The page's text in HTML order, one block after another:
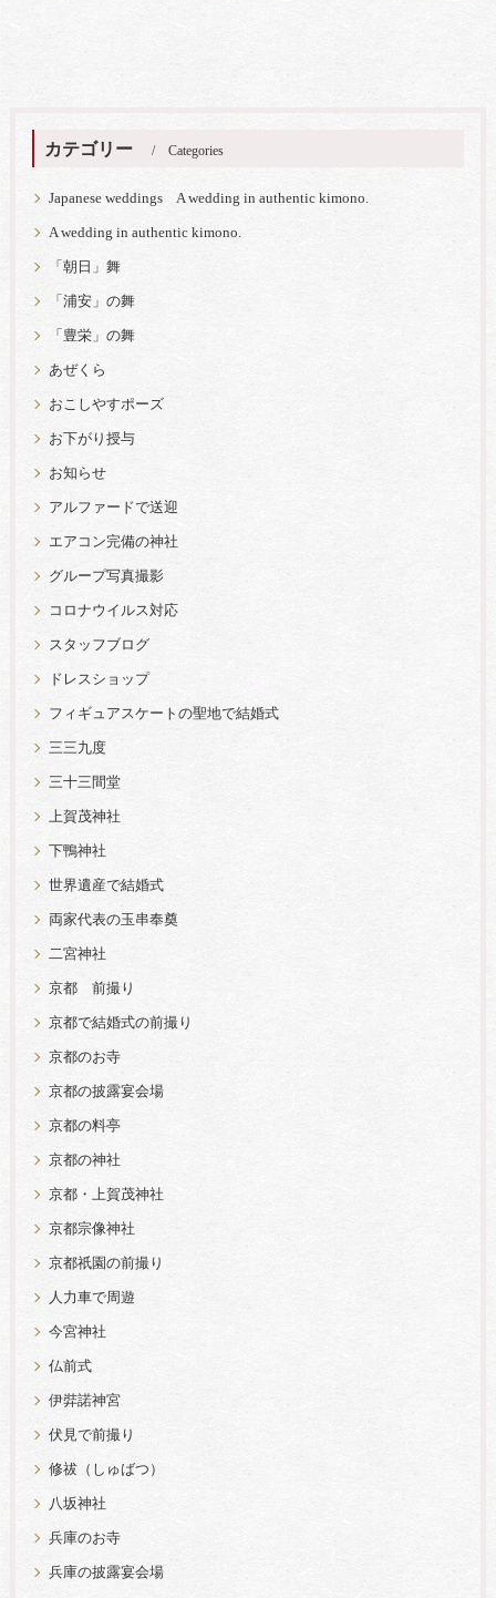
カテゴリー Categories
Japanese weddings A wedding in authentic kimono.
A wedding in authentic kimono.
「朝日」舞
「浦安」の舞
「豊栄」の舞
あぜくら
おこしやすポーズ
お下がり授与
お知らせ
アルファードで送迎
エアコン完備の神社
グループ写真撮影
コロナウイルス対応
スタッフブログ
ドレスショップ
フィギュアスケートの聖地で結婚式
三三九度
三十三間堂
上賀茂神社
下鴨神社
世界遺産で結婚式
両家代表の玉串奉奠
二宮神社
京都 前撮り
京都で結婚式の前撮り
京都のお寺
京都の披露宴会場
京都の料亭
京都の神社
京都・上賀茂神社
京都宗像神社
京都祇園の前撮り
人力車で周遊
今宮神社
仏前式
伊弉諾神宮
伏見で前撮り
修祓（しゅばつ）
八坂神社
兵庫のお寺
兵庫の披露宴会場